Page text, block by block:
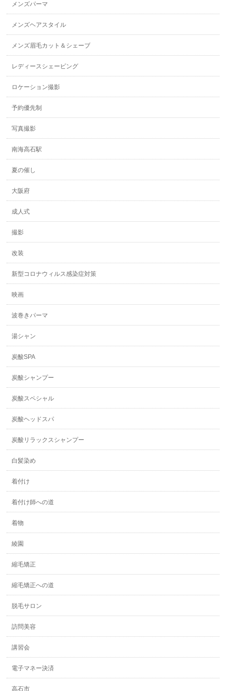
メンズパーマ
メンズヘアスタイル
メンズ眉毛カット＆シェーブ
レディースシェービング
ロケーション撮影
予約優先制
写真撮影
南海高石駅
夏の催し
大阪府
成人式
撮影
改装
新型コロナウィルス感染症対策
映画
波巻きパーマ
湯シャン
炭酸SPA
炭酸シャンプー
炭酸スペシャル
炭酸ヘッドスパ
炭酸リラックスシャンプー
白髪染め
着付け
着付け師への道
着物
綾園
縮毛矯正
縮毛矯正への道
脱毛サロン
訪問美容
講習会
電子マネー決済
高石市